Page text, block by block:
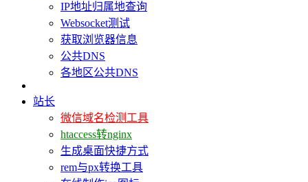
IP地址归属地查询
Websocket测试
获取浏览器信息
公共DNS
各地区公共DNS
站长
微信域名检测工具
htaccess转nginx
生成桌面快捷方式
rem与px转换工具